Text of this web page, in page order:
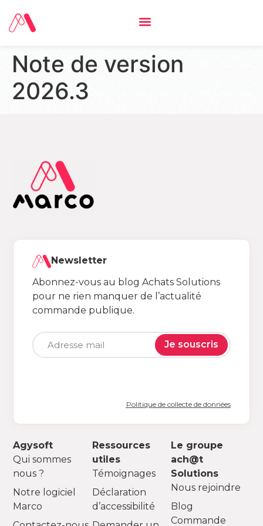
Note de version
2026.3
Agysoft
Qui sommes
nous ?
Notre logiciel
Marco
Ressources
utiles
Témoignages
Déclaration
d’accessibilité
Le groupe
ach@t
Solutions
Nous rejoindre
Blog
Commande
Newsletter
Abonnez-vous au blog Achats Solutions
pour ne rien manquer de l’actualité
commande publique.
Je souscris
Politique de collecte de données